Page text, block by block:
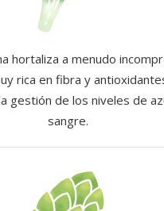
hortaliza a menudo
rica en fibra y
gestión de los niveles de
sangre.